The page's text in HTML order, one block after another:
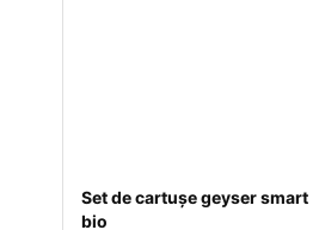
Set de cartușe geyser smart
bio